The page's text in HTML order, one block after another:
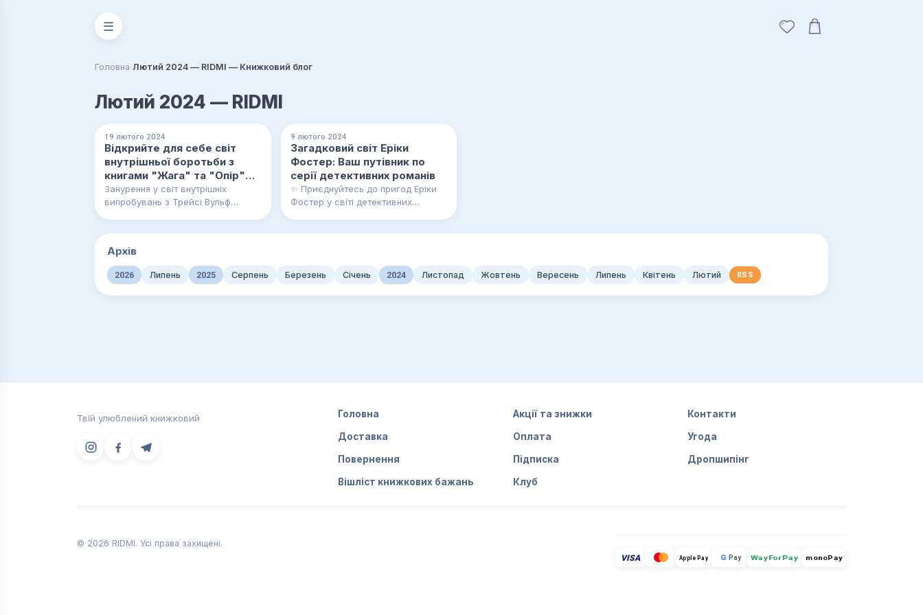
☰
Головна›Лютий 2024 — RIDMI — Книжковий блог
Лютий 2024 — RIDMI
19 лютого 2024
Відкрийте для себе світ
внутрішньої боротьби з
книгами "Жага" та "Опір"
від Трейсі Вульф
Занурення у світ внутрішніх
випробувань з Трейсі Вульф
9 лютого 2024
Загадковий світ Еріки
Фостер: Ваш путівник по
серії детективних романів
✨ Приєднуйтесь до пригод Еріки
Фостер у світі детективних
Архів
2026 Липень 2025 Серпень Березень Січень 2024 Листопад Жовтень Вересень Липень Квітень Лютий RSS
Твій улюблений книжковий Головна Акції та знижки Контакти
Доставка Оплата Угода
Повернення Підписка Дропшипінг
Вішліст книжкових бажань Клуб
© 2026 RIDMI. Усі права захищені.
VISA Apple Pay G Pay WayForPay monoPay